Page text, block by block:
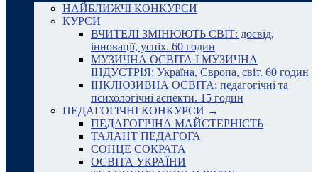
НАЙБЛИЖЧІ КОНКУРСИ
КУРСИ
ВЧИТЕЛІ ЗМІНЮЮТЬ СВІТ: досвід,
інновації, успіх. 60 годин
МУЗИЧНА ОСВІТА І МУЗИЧНА
ІНДУСТРІЯ: Україна, Європа, світ. 60 годин
ІНКЛЮЗИВНА ОСВІТА: педагогічні та
психологічні аспекти. 15 годин
ПЕДАГОГІЧНІ КОНКУРСИ →
ПЕДАГОГІЧНА МАЙСТЕРНІСТЬ
ТАЛАНТ ПЕДАГОГА
СОНЦЕ СОКРАТА
ОСВІТА УКРАЇНИ